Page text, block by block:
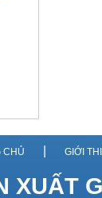
CHỦ GIỚI
XUẤT